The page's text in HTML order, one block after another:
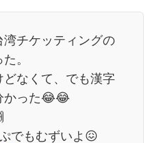
湾チケッティングの
。
なくて、でも漢字
かった😂😂
でもむずいよ😖